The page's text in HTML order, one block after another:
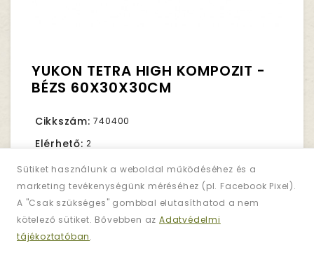
Sütiket használunk a weboldal működéséhez és a
marketing tevékenységünk méréséhez (pl. Facebook Pixel).
A "Csak szükséges" gombbal elutasíthatod a nem
kötelező sütiket. Bővebben az Adatvédelmi
tájékoztatóban.
YUKON TETRA HIGH KOMPOZIT -
BÉZS 60X30X30CM
Cikkszám: 740400
Elérhető: 2
24,990Ft. Nettó ár: 19,677Ft.